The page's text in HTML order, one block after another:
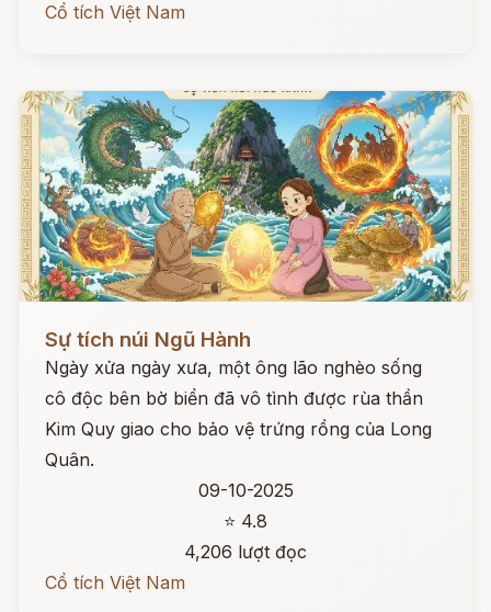
Cổ tích Việt Nam
Sự tích núi Ngũ Hành
Ngày xửa ngày xưa, một ông lão nghèo sống
cô độc bên bờ biển đã vô tình được rùa thần
Kim Quy giao cho bảo vệ trứng rồng của Long
Quân.
09-10-2025
⭐ 4.8
4,206 lượt đọc
Cổ tích Việt Nam